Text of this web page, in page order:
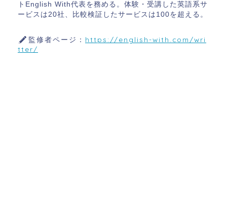
トEnglish With代表を務める。体験・受講した英語系サ
ービスは20社、比較検証したサービスは100を超える。
監修者ページ： https://english-with.com/wri
tter/